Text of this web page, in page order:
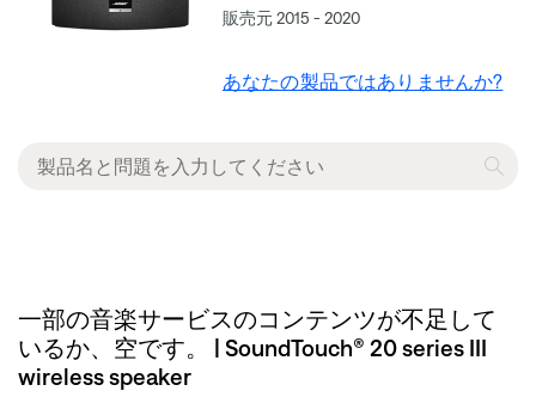
販売元 2015 - 2020
あなたの製品ではありませんか?
一部の音楽サービスのコンテンツが不足して
いるか、空です。 | SoundTouch® 20 series III
wireless speaker